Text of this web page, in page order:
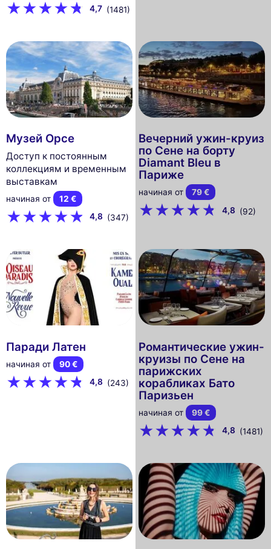
4,7 (1481)
Музей Орсе
Доступ к постоянным
коллекциям и временным
выставкам
начиная от
12 €
4,8 (347)
Вечерний ужин-круиз
по Сене на борту
Diamant Bleu в
Париже
начиная от
79 €
4,8 (92)
Паради Латен
начиная от
90 €
4,8 (243)
Романтические ужин-
круизы по Сене на
парижских
корабликах Бато
Паризьен
начиная от
99 €
4,8 (1481)